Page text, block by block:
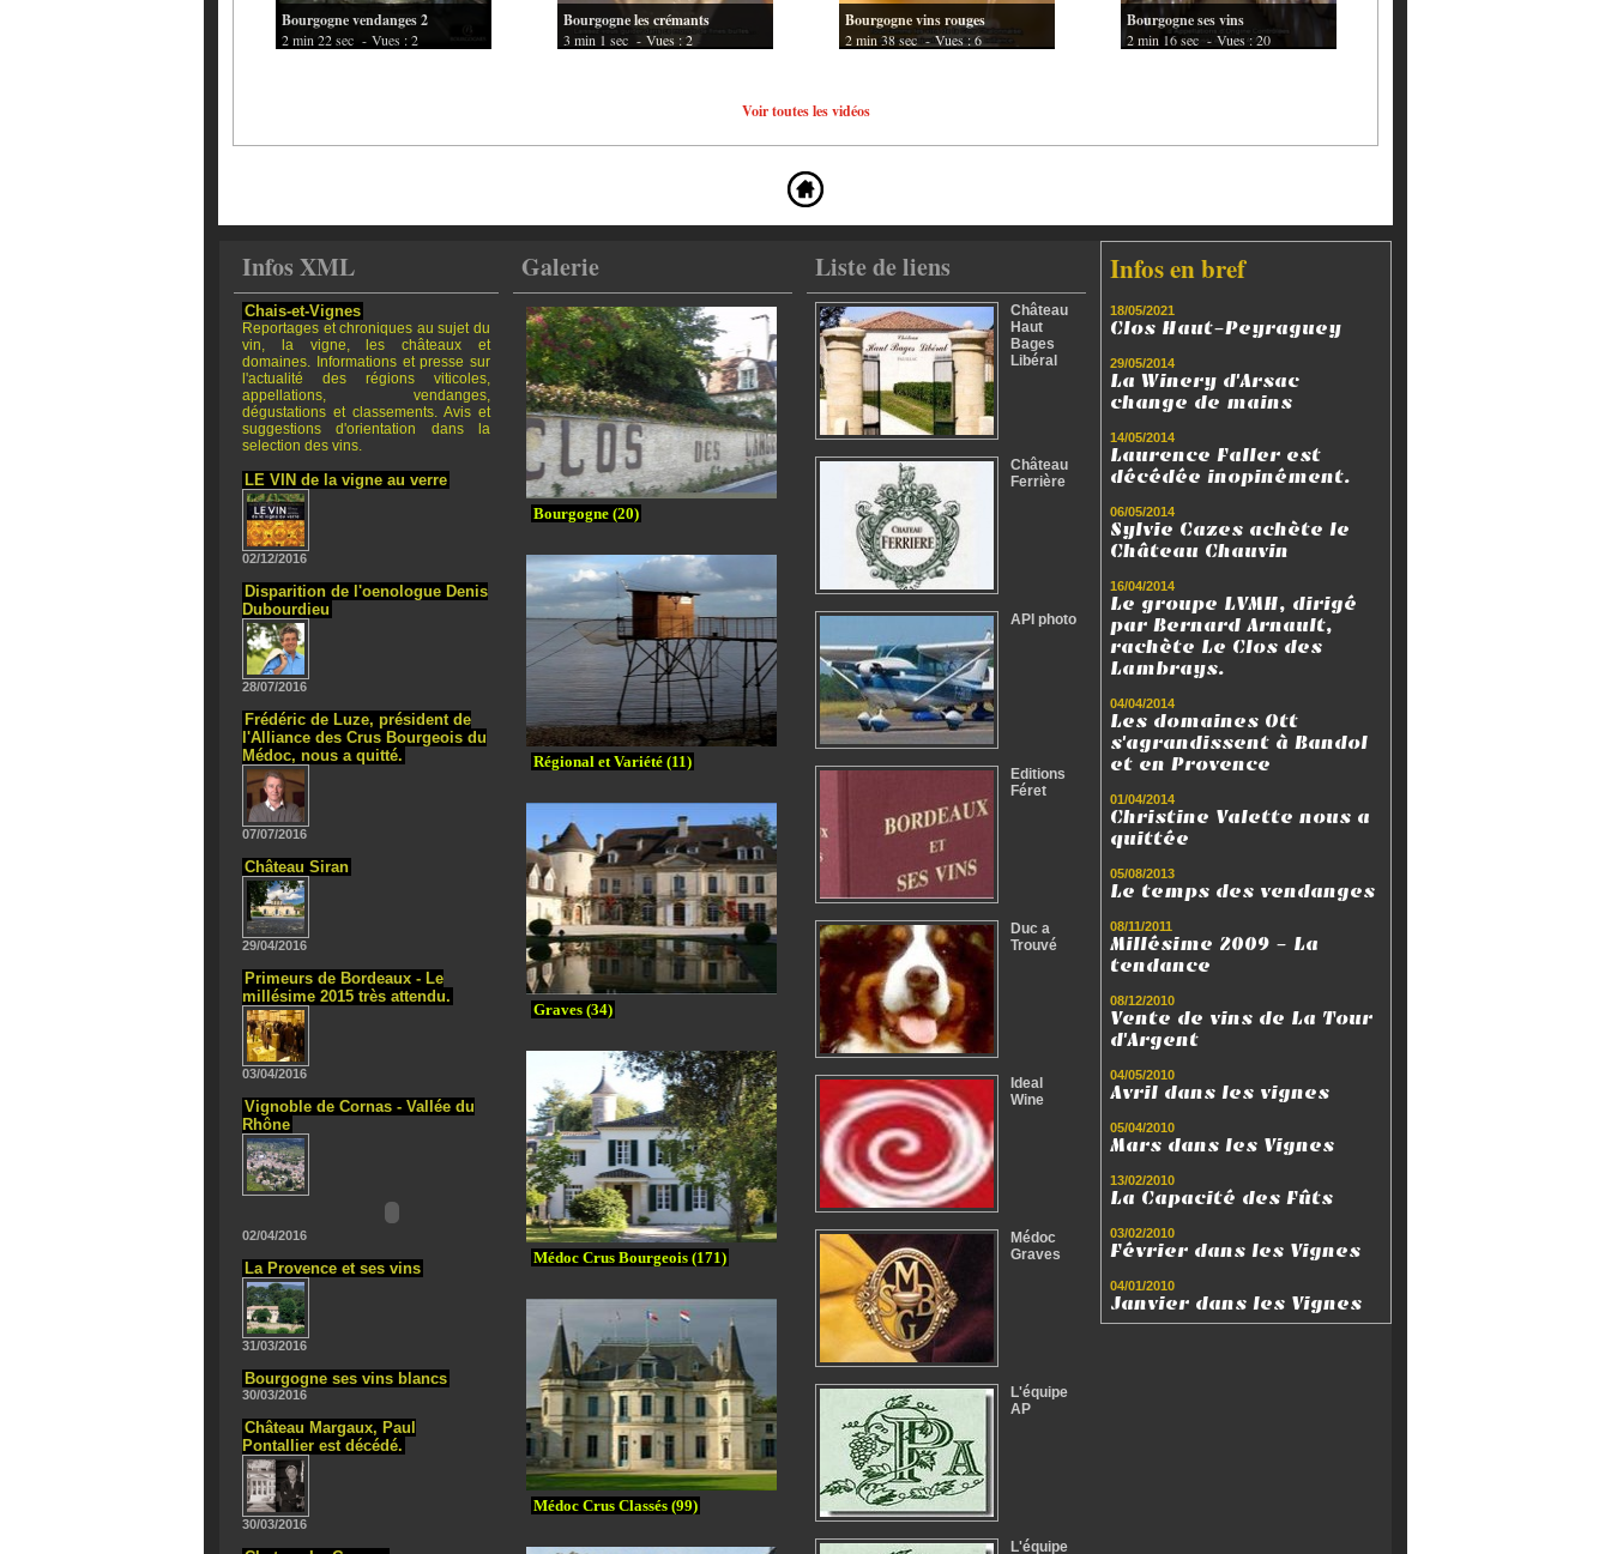
Bourgogne vendanges 2
2 min 22 sec - Vues : 2
Bourgogne les crémants
3 min 1 sec - Vues : 2
Bourgogne vins rouges
2 min 38 sec- Vues : 6
Bourgogne ses vins
2 min 16 sec - Vues : 20
Voir toutes les vidéos
Infos XML
Chais-et-Vignes
Reportages et chroniques au sujet du
vin, la vigne, les châteaux et
domaines. Informations et presse sur
l'actualité des régions viticoles,
appellations, vendanges,
dégustations et classements. Avis et
suggestions d'orientation dans la
selection des vins.
LE VIN de la vigne au verre
02/12/2016
Disparition de l'oenologue Denis
Dubourdieu
28/07/2016
Frédéric de Luze, président de
l'Alliance des Crus Bourgeois du
Médoc, nous a quitté.
07/07/2016
Château Siran
29/04/2016
Primeurs de Bordeaux - Le
millésime 2015 très attendu.
03/04/2016
Vignoble de Cornas - Vallée du
Rhône
02/04/2016
La Provence et ses vins
31/03/2016
Bourgogne ses vins blancs
30/03/2016
Château Margaux, Paul
Pontallier est décédé.
30/03/2016
Galerie
Bourgogne (20)
Régional et Variété (11)
Graves (34)
Médoc Crus Bourgeois (171)
Médoc Crus Classés (99)
Liste de liens
Château
Haut
Bages
Libéral
Château
Ferrière
API photo
Editions
Féret
Duc a
Trouvé
Ideal
Wine
Médoc
Graves
L'équipe
AP
L'équipe
Infos en bref
18/05/2021
Clos Haut-Peyraguey
29/05/2014
La Winery d'Arsac
change de mains
14/05/2014
Laurence Faller est
décédée inopinément.
06/05/2014
Sylvie Cazes achète le
Château Chauvin
16/04/2014
Le groupe LVMH, dirigé
par Bernard Arnault,
rachète Le Clos des
Lambrays.
04/04/2014
Les domaines Ott
s'agrandissent à Bandol
et en Provence
01/04/2014
Christine Valette nous a
quittée
05/08/2013
Le temps des vendanges
08/11/2011
Millésime 2009 - La
tendance
08/12/2010
Vente de vins de La Tour
d'Argent
04/05/2010
Avril dans les vignes
05/04/2010
Mars dans les Vignes
13/02/2010
La Capacité des Fûts
03/02/2010
Février dans les Vignes
04/01/2010
Janvier dans les Vignes